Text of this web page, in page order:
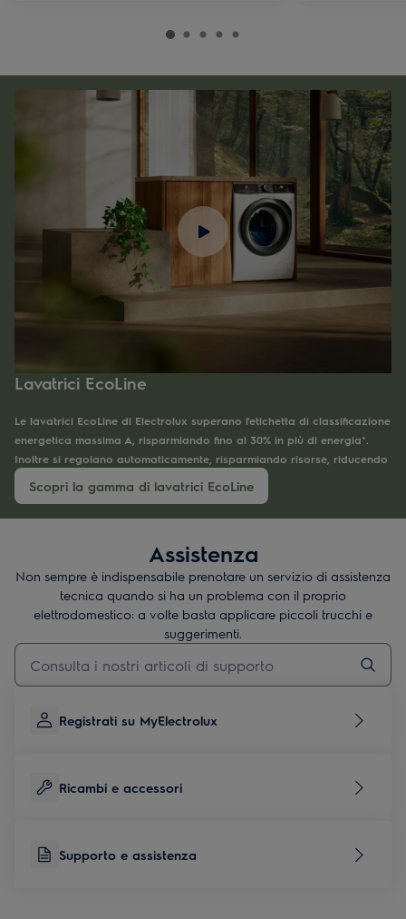
Lavatrici EcoLine
Le lavatrici EcoLine di Electrolux superano l'etichetta di classificazione
energetica massima A, risparmiando fino al 30% in più di energia*.
Inoltre si regolano automaticamente, risparmiando risorse, riducendo
energia dell'UE, rispetto alla classificazione dell'etichetta A
Scopri la gamma di lavatrici EcoLine
Assistenza
Non sempre è indispensabile prenotare un servizio di assistenza
tecnica quando si ha un problema con il proprio
elettrodomestico: a volte basta applicare piccoli trucchi e
suggerimenti.
Digita per cercare articoli di supporto
Registrati su MyElectrolux
Ricambi e accessori
Supporto e assistenza